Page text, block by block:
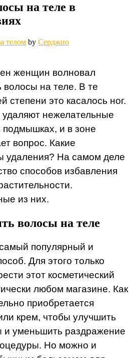
на теле в
телом by Серджио
женщин волновал
волосы на теле. В те
степени это касалось ног.
нежелательные
подмышках, и в зоне
вопрос. Какие
удаления? На самом деле
способов избавления
из них.
волосы на теле
популярный и
Для этого только
этот косметический
любом магазине. Как
приобретается
крем, чтобы улучшить
и уменьшить раздражение
Но можно и